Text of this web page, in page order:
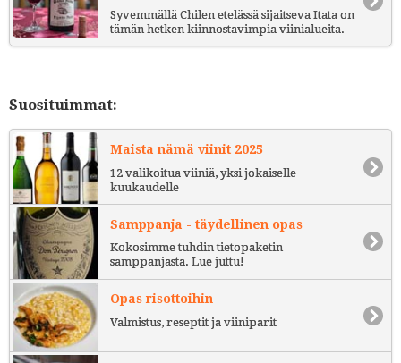
Syvemmällä Chilen etelässä sijaitseva Itata on
tämän hetken kiinnostavimpia viinialueita.
Suosituimmat:
Maista nämä viinit 2025
12 valikoitua viiniä, yksi jokaiselle
kuukaudelle
Samppanja - täydellinen opas
Kokosimme tuhdin tietopaketin
samppanjasta. Lue juttu!
Opas risottoihin
Valmistus, reseptit ja viiniparit